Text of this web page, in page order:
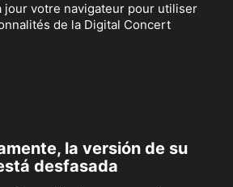
jour votre navigateur pour utiliser
de la Digital Concert
la versión de su
desfasada